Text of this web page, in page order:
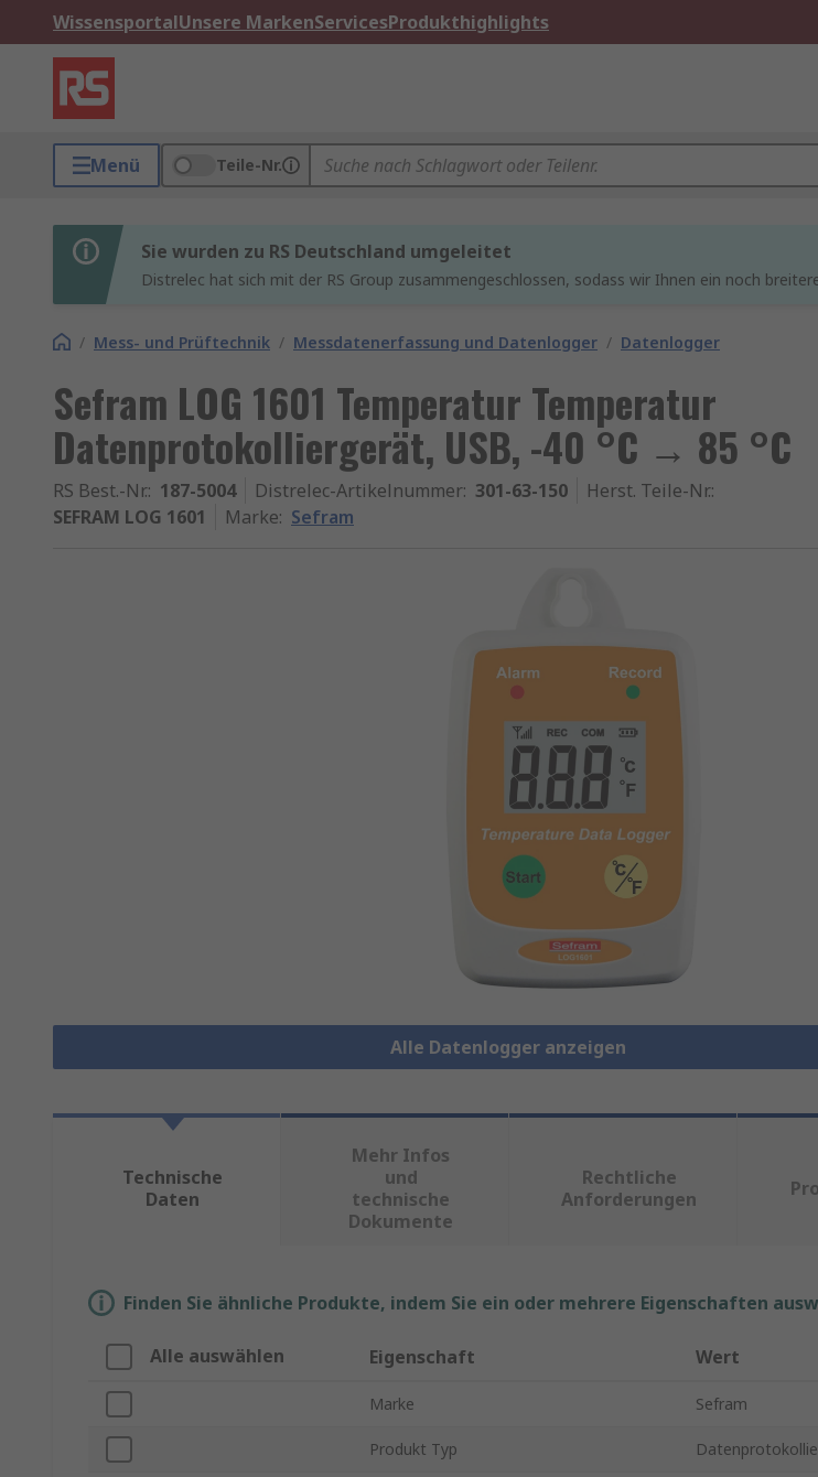
WissensportalUnsere MarkenServicesProdukthighlights
Menü Teile-Nr.
Sie wurden zu RS Deutschland umgeleitet
Distrelec hat sich mit der RS Group zusammengeschlossen, sodass wir Ihnen ein noch
/ Mess- und Prüftechnik / Messdatenerfassung und Datenlogger / Datenlogger
Sefram LOG 1601 Temperatur Temperatur
Datenprotokolliergerät, USB, -40 °C → 85 °C
RS Best.-Nr.: 187-5004 Distrelec-Artikelnummer: 301-63-150 Herst. Teile-Nr.:
SEFRAM LOG 1601
Marke: Sefram
Alle Datenlogger anzeigen
Technische
Daten
Mehr Infos
und
technische
Dokumente
Rechtliche
Anforderungen
Finden Sie ähnliche Produkte, indem Sie ein oder mehrere Eigenschaften
Alle auswählen Eigenschaft Wert
Marke Sefram
Produkt Typ